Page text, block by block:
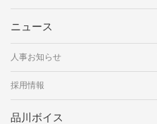
ニュース
人事お知らせ
採用情報
品川ボイス